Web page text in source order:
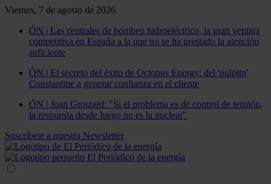
Viernes, 7 de agosto de 2026
ÓN | Las centrales de bombeo hidroeléctrico, la gran ventaja
competitiva en España a la que no se ha prestado la atención
suficiente
ÓN | El secreto del éxito de Octopus Energy: del 'pulpito'
Constantine a generar confianza en el cliente
ÓN | Joan Groizard: "Si el problema es de control de tensión,
la respuesta desde luego no es la nuclear"
Suscríbete a nuestra Newsletter